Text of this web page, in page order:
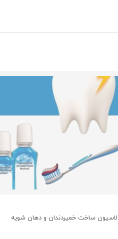
ساخت خمیردندان و دهان شویه